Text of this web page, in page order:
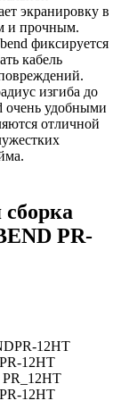
экранировку в
и прочным.
фиксируется
кабель
изгиба до
очень удобными
отличной
PR-
12HT
12HT
12HT